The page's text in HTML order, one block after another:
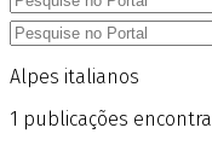
Alpes italianos
1 publicações